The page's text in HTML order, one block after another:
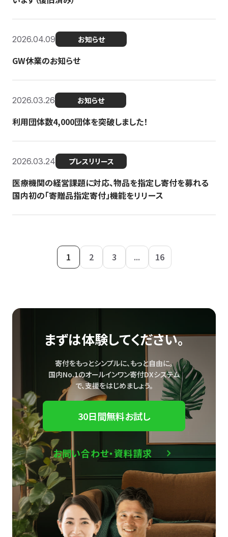
2026.04.09 お知らせ
GW休業のお知らせ
2026.03.26 お知らせ
利用団体数4,000団体を突破しました！
2026.03.24 プレスリリース
医療機関の経営課題に対応、物品を指定し寄付を募れる
国内初の「寄贈品指定寄付」機能をリリース
1 2 3 ... 16
まずは体験してください。
寄付をもっとシンプルに、もっと自由に。
国内No.1のオールインワン寄付DXシステム
で、支援をはじめましょう。
30日間無料お試し
お問い合わせ・資料請求